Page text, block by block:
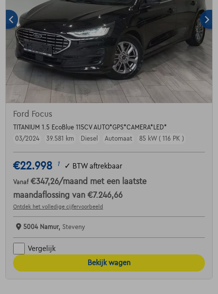
Ford Focus
TITANIUM 1.5 EcoBlue 115CV AUTO*GPS*CAMERA*LED*
03/2024
39.581 km Diesel Automaat 85 kW ( 116 PK )
€22.998 1 ✓ BTW aftrekbaar
Vanaf €347,26/maand met een laatste
maandaflossing van €7.246,66
Ontdek het volledige cijfervoorbeeld
5004 Namur, Steveny
Vergelijk
Bekijk wagen